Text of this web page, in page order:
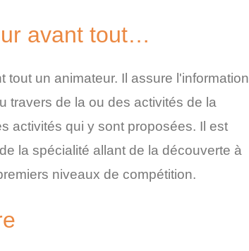
avant tout…
tout un animateur. Il assure l'information
travers de la ou des activités de la
activités qui y sont proposées. Il est
la spécialité allant de la découverte à
niveaux de compétition.